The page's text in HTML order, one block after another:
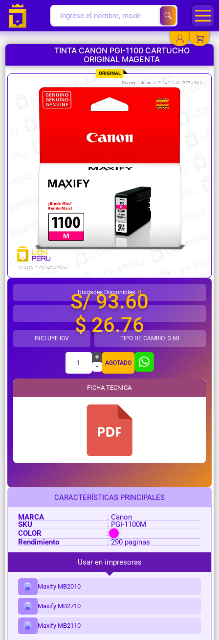
YA EXISTO
SOY NUEVO
¿Necesitas ayuda?
TINTA CANON PGI-1100 CARTUCHO
ORIGINAL MAGENTA
ORIGINAL
CARACTERÍSTICAS PRINCIPALES
MARCA
: Canon
SKU
: PGI-1100M
COLOR
:
Rendimiento
: 290 paginas
Usar en impresoras
Maxify MB2010
Maxify MB2710
Maxify MB2110
Unidades Disponibles: 0
S/ 93.60
$ 26.76
INCLUYE IGV TIPO DE CAMBIO: 3.60
1
+
-
AGOTADO
FICHA TECNICA